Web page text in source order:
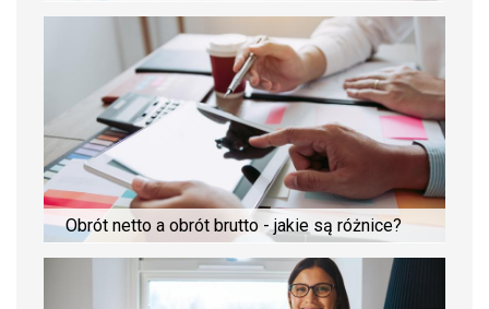
Obrót netto a obrót brutto - jakie są różnice?